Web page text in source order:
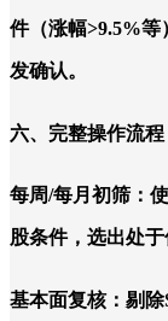
件（涨幅>9.5%
发确认。
六、完整操作流程
每周/每月初筛：
股条件，选出处于
基本面复核：剔